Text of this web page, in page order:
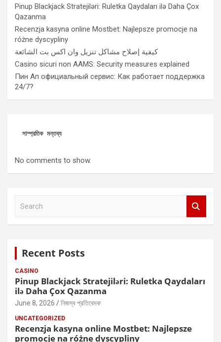
Pinup Blackjack Stratejiləri: Ruletka Qaydaları ilə Daha Çox
Qazanma
Recenzja kasyna online Mostbet: Najlepsze promocje na
różne dyscypliny
كيفية إصلاح مشاكل تنزيل وان اكس بت الشائعة
Casino sicuri non AAMS: Security measures explained
Пин Ап официальный сервис: Как работает поддержка
24/7?
সাম্প্রতিক মন্তব্য
No comments to show.
Recent Posts
CASINO
Pinup Blackjack Stratejiləri: Ruletka Qaydaları
ilə Daha Çox Qazanma
June 8, 2026 নিজস্ব প্রতিবেদক
UNCATEGORIZED
Recenzja kasyna online Mostbet: Najlepsze
promocje na różne dyscypliny